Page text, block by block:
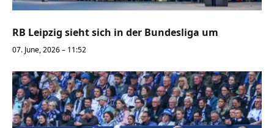
RB Leipzig sieht sich in der Bundesliga um
07. June, 2026 – 11:52